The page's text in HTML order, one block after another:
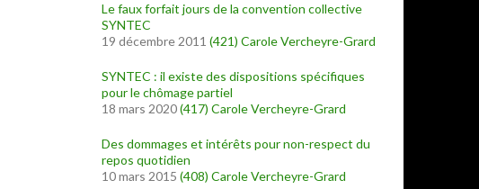
Le faux forfait jours de la convention collective
SYNTEC
19 décembre 2011 (421) Carole Vercheyre-Grard
SYNTEC : il existe des dispositions spécifiques
pour le chômage partiel
18 mars 2020(417) Carole Vercheyre-Grard
Des dommages et intérêts pour non-respect du
repos quotidien
10 mars 2015 (408) Carole Vercheyre-Grard